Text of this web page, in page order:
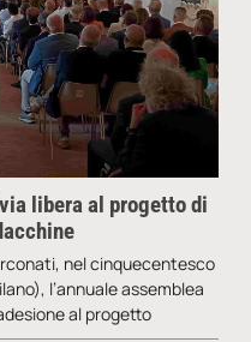
libera al progetto di
nel cinquecentesco
l’annuale assemblea
al progetto